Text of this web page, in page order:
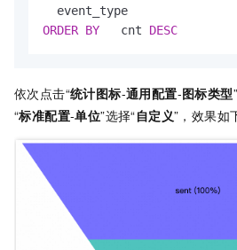
ORDER BY
   cnt
DESC
依次点击“统计图标-通用配置-图标类型
“标准配置-单位”选择“自定义”，效果如